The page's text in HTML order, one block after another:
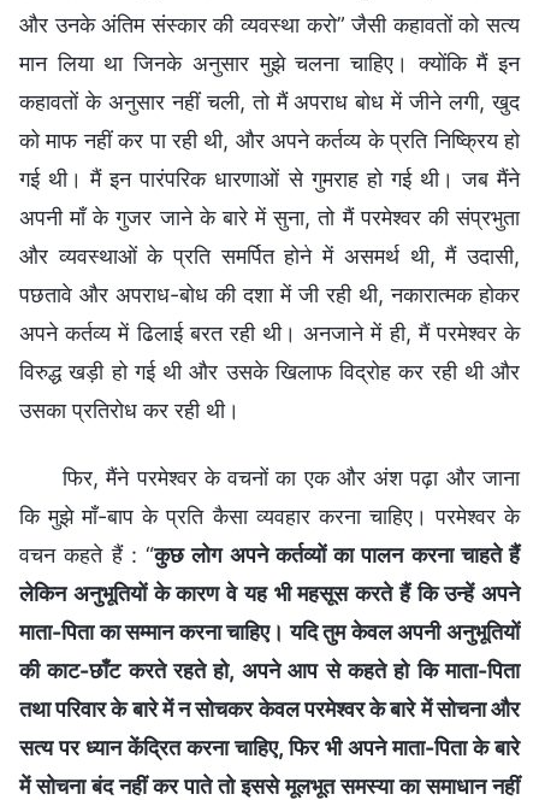
और उनके अंतिम संस्कार की व्यवस्था करो” जैसी कहावतों को सत्य
मान लिया था जिनके अनुसार मुझे चलना चाहिए। क्योंकि मैं इन
कहावतों के अनुसार नहीं चली, तो मैं अपराध बोध में जीने लगी, खुद
को माफ नहीं कर पा रही थी, और अपने कर्तव्य के प्रति निष्क्रिय हो
गई थी। मैं इन पारंपरिक धारणाओं से गुमराह हो गई थी। जब मैंने
अपनी माँ के गुजर जाने के बारे में सुना, तो मैं परमेश्वर की संप्रभुता
और व्यवस्थाओं के प्रति समर्पित होने में असमर्थ थी, मैं उदासी,
पछतावे और अपराध-बोध की दशा में जी रही थी, नकारात्मक होकर
अपने कर्तव्य में ढिलाई बरत रही थी। अनजाने में ही, मैं परमेश्वर के
विरुद्ध खड़ी हो गई थी और उसके खिलाफ विद्रोह कर रही थी और
उसका प्रतिरोध कर रही थी।
फिर, मैंने परमेश्वर के वचनों का एक और अंश पढ़ा और जाना
कि मुझे माँ-बाप के प्रति कैसा व्यवहार करना चाहिए। परमेश्वर के
वचन कहते हैं : “कुछ लोग अपने कर्तव्यों का पालन करना चाहते हैं
लेकिन अनुभूतियों के कारण वे यह भी महसूस करते हैं कि उन्हें अपने
माता-पिता का सम्मान करना चाहिए। यदि तुम केवल अपनी अनुभूतियों
की काट-छाँट करते रहते हो, अपने आप से कहते हो कि माता-पिता
तथा परिवार के बारे में न सोचकर केवल परमेश्वर के बारे में सोचना और
सत्य पर ध्यान केंद्रित करना चाहिए, फिर भी अपने माता-पिता के बारे
में सोचना बंद नहीं कर पाते तो इससे मूलभूत समस्या का समाधान नहीं